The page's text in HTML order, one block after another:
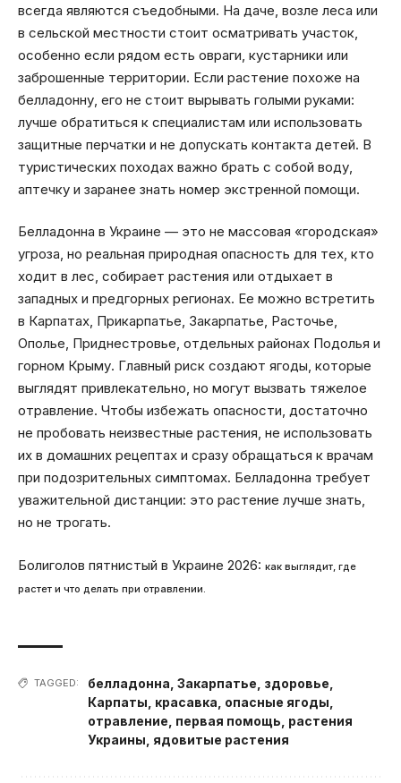
всегда являются съедобными. На даче, возле леса или
в сельской местности стоит осматривать участок,
особенно если рядом есть овраги, кустарники или
заброшенные территории. Если растение похоже на
белладонну, его не стоит вырывать голыми руками:
лучше обратиться к специалистам или использовать
защитные перчатки и не допускать контакта детей. В
туристических походах важно брать с собой воду,
аптечку и заранее знать номер экстренной помощи.
Белладонна в Украине — это не массовая «городская»
угроза, но реальная природная опасность для тех, кто
ходит в лес, собирает растения или отдыхает в
западных и предгорных регионах. Ее можно встретить
в Карпатах, Прикарпатье, Закарпатье, Расточье,
Ополье, Приднестровье, отдельных районах Подолья и
горном Крыму. Главный риск создают ягоды, которые
выглядят привлекательно, но могут вызвать тяжелое
отравление. Чтобы избежать опасности, достаточно
не пробовать неизвестные растения, не использовать
их в домашних рецептах и сразу обращаться к врачам
при подозрительных симптомах. Белладонна требует
уважительной дистанции: это растение лучше знать,
но не трогать.
Болиголов пятнистый в Украине 2026: как выглядит, где
растет и что делать при отравлении.
TAGGED: белладонна Закарпатье здоровье
Карпаты красавка опасные ягоды
отравление первая помощь растения
Украины ядовитые растения